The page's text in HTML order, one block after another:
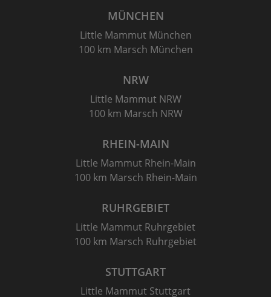
MÜNCHEN
Little Mammut München
100 km Marsch München
NRW
Little Mammut NRW
100 km Marsch NRW
RHEIN-MAIN
Little Mammut Rhein-Main
100 km Marsch Rhein-Main
RUHRGEBIET
Little Mammut Ruhrgebiet
100 km Marsch Ruhrgebiet
STUTTGART
Little Mammut Stuttgart